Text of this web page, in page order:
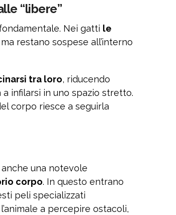
“libere”
Nei gatti le
ma restano sospese all’interno
tra loro, riducendo
a infilarsi in uno spazio stretto.
corpo riesce a seguirla
una notevole
corpo. In questo entrano
peli specializzati
a percepire ostacoli,